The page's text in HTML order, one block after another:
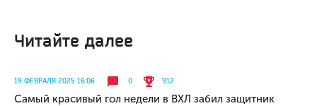
Читайте далее
19 ФЕВРАЛЯ 2025 16:06 0 912
Самый красивый гол недели в ВХЛ забил защитник